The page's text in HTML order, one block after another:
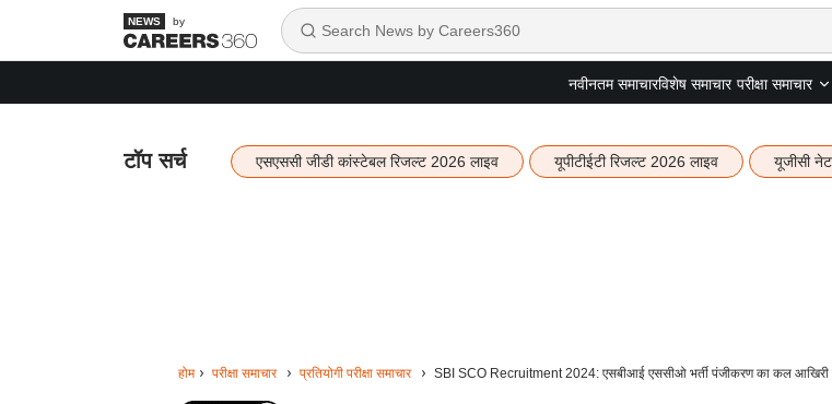
by
नवीनतम समाचारविशेष समाचार परीक्षा समाचार
टॉप सर्च एसएससी जीडी कांस्टेबल रिजल्ट 2026 लाइव यूपीटीईटी रिजल्ट 2026 लाइव यूजीसी
होम परीक्षा समाचार प्रतियोगी परीक्षा समाचार SBI SCO Recruitment 2024: एसबीआई एससीओ भर्ती पंजीकरण का कल